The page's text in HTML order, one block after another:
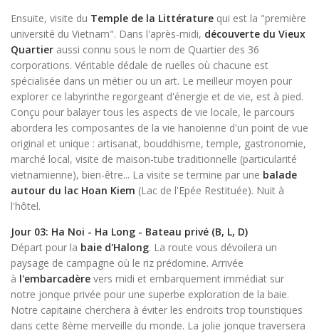
Ensuite, visite du Temple de la Littérature qui est la "première
université du Vietnam". Dans l'après-midi, découverte du Vieux
Quartier aussi connu sous le nom de Quartier des 36
corporations. Véritable dédale de ruelles où chacune est
spécialisée dans un métier ou un art. Le meilleur moyen pour
explorer ce labyrinthe regorgeant d'énergie et de vie, est à pied.
Conçu pour balayer tous les aspects de vie locale, le parcours
abordera les composantes de la vie hanoienne d'un point de vue
original et unique : artisanat, bouddhisme, temple, gastronomie,
marché local, visite de maison-tube traditionnelle (particularité
vietnamienne), bien-être... La visite se termine par une balade
autour du lac Hoan Kiem (Lac de l'Epée Restituée). Nuit à
l'hôtel.
Jour 03: Ha Noi - Ha Long - Bateau privé (B, L, D)
Départ pour la baie d'Halong. La route vous dévoilera un
paysage de campagne où le riz prédomine. Arrivée
à l'embarcadère vers midi et embarquement immédiat sur
notre jonque privée pour une superbe exploration de la baie.
Notre capitaine cherchera à éviter les endroits trop touristiques
dans cette 8ème merveille du monde. La jolie jonque traversera